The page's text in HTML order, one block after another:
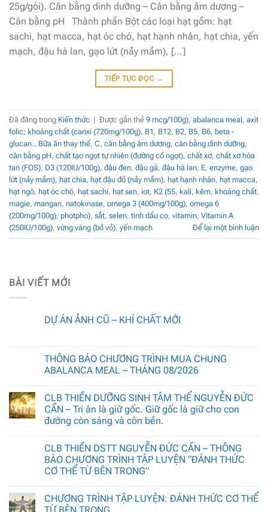
25g/gói). Cân bằng dinh dưỡng – Cân bằng âm dương –
Cân bằng pH Thành phần Bột các loại hạt gồm: hạt
sachi, hạt macca, hạt óc chó, hạt hạnh nhân, hạt chia, yến
mạch, đậu hà lan, gạo lứt (nảy mầm), […]
TIẾP TỤC ĐỌC →
Đã đăng trong Kiến thức Được gắn thẻ 9 mcg/100g), abalanca meal, axit
folic; khoáng chất (canxi (720mg/100g), B1 , B12, B2, B5, B6, beta -
glucan., Bữa ăn thay thế, C, cân bằng âm dương, cân bằng dinh dưỡng,
cân bằng pH, chất tạo ngọt tự nhiên (đường cỏ ngọt), chất xơ, chất xơ hòa
tan (FOS), D3 (120IU/100g), đậu đen, đậu gà, đậu hà lan, E, enzyme, gạo
lứt (nảy mầm), hạt chia, hạt đậu đỏ (nảy mầm), hạt hạnh nhân, hạt macca,
hạt ngô, hạt óc chó, hạt sachi, hạt sen, iot, K2 (55, kali, kẽm, khoáng chất,
magie, mangan, natokinase, omega 3 (400mg/100g), omega 6
(200mg/100g), photpho), sắt, selen, tinh dầu cọ, vitamin, Vitamin A
(250IU/100g), vừng vàng (bỏ vỏ), yến mạch Để lại một bình luận
BÀI VIẾT MỚI
DỰ ÁN ẢNH CŨ – KHÍ CHẤT MỚI
THÔNG BÁO CHƯƠNG TRÌNH MUA CHUNG
ABALANCA MEAL – THÁNG 08/2026
CLB THIỀN DƯỠNG SINH TÂM THỂ NGUYỄN ĐỨC
CẦN – Tri ân là giữ gốc. Giữ gốc là giữ cho con
đường còn sáng và còn bền.
CLB THIỀN DSTT NGUYỄN ĐỨC CẦN – THÔNG
BÁO CHƯƠNG TRÌNH TẬP LUYỆN “ĐÁNH THỨC
CƠ THỂ TỪ BÊN TRONG”
CHƯƠNG TRÌNH TẬP LUYỆN: ĐÁNH THỨC CƠ THỂ